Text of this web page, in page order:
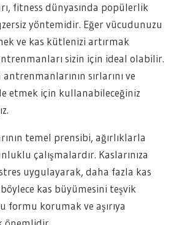
fitness dünyasında popülerlik
yöntemidir. Eğer vücudunuzu
ve kas kütlenizi artırmak
sizin için ideal olabilir.
sırlarını ve
etmek için kullanabileceğiniz
temel prensibi, ağırlıklarla
çalışmalardır. Kaslarınıza
uygulayarak, daha fazla kas
kas büyümesini teşvik
formu korumak ve aşırıya